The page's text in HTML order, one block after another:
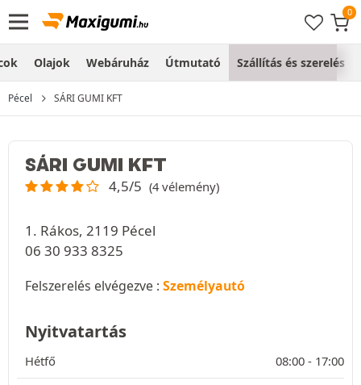
Olajok Webáruház Útmutató Szállítás és szerelés
Pécel SÁRI GUMI KFT
SÁRI GUMI KFT
4,5/5 (4 vélemény)
1. Rákos, 2119 Pécel
06 30 933 8325
Felszerelés elvégezve : Személyautó
Nyitvatartás
Hétfő 08:00 - 17:00